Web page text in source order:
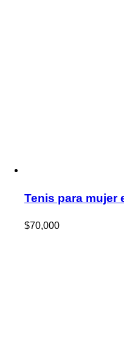
Tenis para mujer
$70,000